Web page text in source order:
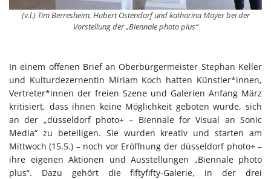
(v.l.) Tim Berresheim, Hubert Ostendorf und katharina Mayer bei der
Vorstellung der „Biennale photo plus“
In einem offenen Brief an Oberbürgermeister Stephan Keller
und Kulturdezernentin Miriam Koch hatten Künstler*innen,
Vertreter*innen der freien Szene und Galerien Anfang März
kritisiert, dass ihnen keine Möglichkeit geboten wurde, sich
an der „düsseldorf photo+ – Biennale for Visual an Sonic
Media“ zu beteiligen. Sie wurden kreativ und starten am
Mittwoch (15.5.) – noch vor Eröffnung der düsseldorf photo+ –
ihre eigenen Aktionen und Ausstellungen „Biennale photo
plus“. Dazu gehört die fiftyfifty-Galerie, in der drei